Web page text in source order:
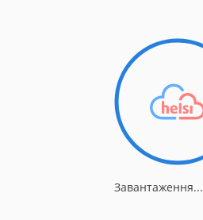
Завантаження...